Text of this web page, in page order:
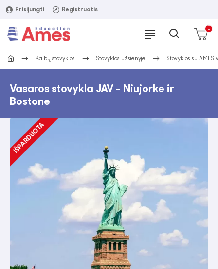
Prisijungti Registruotis
0
Kalbų stovyklos Stovyklos užsienyje Stovyklos su AMES
Vasaros stovykla JAV - Niujorke ir
Bostone
IŠPARDUOTA